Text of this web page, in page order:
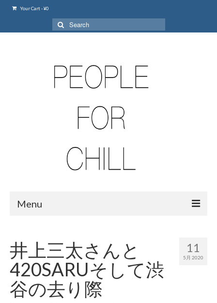
Your Cart-¥0
Search
for:
Menu
420 shibuya_info
420 shibuya_access
420 shibuya_shop
11
5月 2020
井上三太さんと
420SARUそして渋
谷の去り際